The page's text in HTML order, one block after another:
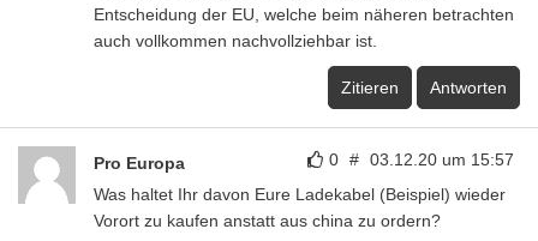
Entscheidung der EU, welche beim näheren betrachten
auch vollkommen nachvollziehbar ist.
Zitieren Antworten
0 # 03.12.20 um 15:57
Pro Europa
Was haltet Ihr davon Eure Ladekabel (Beispiel) wieder
Vorort zu kaufen anstatt aus china zu ordern?